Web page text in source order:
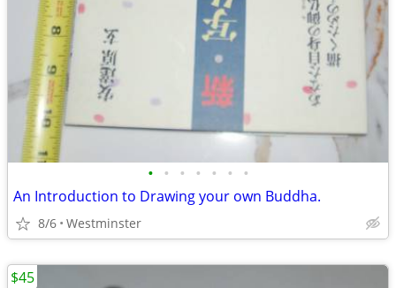
• • • • • • •
An Introduction to Drawing your own Buddha.
8/6 Westminster
$45